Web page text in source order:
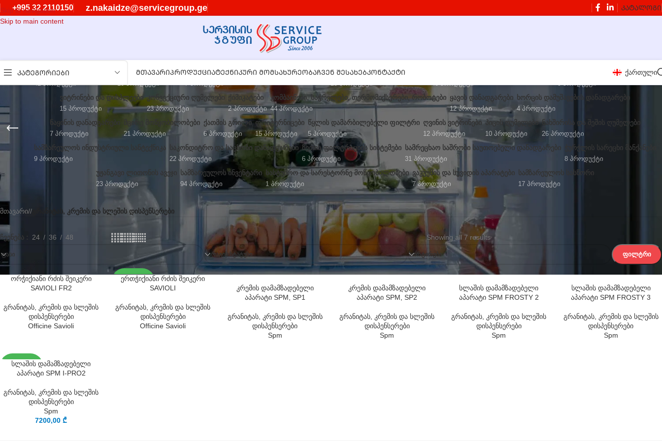
Skip to navigation
Skip to main content
+995 32 2110150 z.nakaidze@servicegroup.ge ᲙᲐᲢᲐᲚᲝᲒᲘ
ᲙᲐᲢᲔᲒᲝᲠᲘᲔᲑᲘ ᲛᲗᲐᲕᲐᲠᲘᲞᲠᲝᲓᲣᲥᲪᲘᲐᲢᲔᲥᲜᲘᲙᲣᲠᲘ ᲛᲝᲛᲡᲐᲮᲣᲠᲔᲝᲑᲐᲩᲕᲔᲜ ᲨᲔᲡᲐᲮᲔᲑᲙᲝᲜᲢᲐᲥᲢᲘ ქართული
ᲡᲐᲛᲐᲪᲘᲕᲠᲔ ᲓᲐᲜᲐᲓᲒᲐᲠᲔᲑᲘ
42 Პროდუქტი
ᲧᲘᲜᲣᲚᲘᲡ ᲐᲞᲐᲠᲐᲢᲔᲑᲘ
10 Პროდუქტი
ᲒᲠᲐᲜᲘᲢᲐᲡ, ᲙᲠᲔᲛᲘᲡ ᲓᲐ ᲡᲚᲔᲨᲘᲡ ᲓᲘᲡᲞᲔᲜᲡᲔᲠᲔᲑᲘ
7 Პროდუქტი
ᲡᲬᲠᲐᲤᲘ ᲙᲕᲔᲑᲘᲡ ᲐᲦᲭᲣᲠᲕᲘᲚᲝᲑᲐ
25 Პროდუქტი 43 Პროდუქტი
ᲑᲚᲔᲜᲓᲔᲠᲔᲑᲘ ᲓᲐ ᲬᲕᲔᲜᲡᲐᲬᲣᲠᲔᲑᲘ
9 Პროდუქტი
ᲕᲘᲢᲠᲘᲜᲔᲑᲘ ᲓᲐ ᲓᲘᲡᲞᲚᲔᲔᲑᲘ
15 Პროდუქტი
ᲙᲝᲜᲕᲔᲥᲪᲘᲣᲠᲘ ᲦᲣᲛᲔᲚᲔᲑᲘ
23 Პროდუქტი
ᲥᲘᲛᲘᲙᲐᲢᲔᲑᲘ
2 Პროდუქტი
ᲙᲝᲛᲑᲐᲘᲜᲔᲑᲘ, ᲡᲐᲭᲠᲔᲚᲔᲑᲘ, ᲗᲔᲠᲛᲝᲛᲘᲥᲡᲔᲠᲔᲑᲘ, ᲠᲝᲑᲝᲢᲔᲑᲘ
44 Პროდუქტი
ᲧᲐᲕᲘᲡ ᲓᲐᲜᲐᲓᲒᲐᲠᲔᲑᲘ
12 Პროდუქტი
ᲮᲝᲠᲪᲘᲡ ᲓᲐᲛᲣᲨᲐᲕᲔᲑᲘᲡ ᲓᲐᲜᲐᲓᲒᲐᲠᲔᲑᲘ
4 Პროდუქტი
ᲜᲐᲧᲘᲜᲘᲡ ᲓᲐᲜᲐᲓᲒᲐᲠᲔᲑᲘ
7 Პროდუქტი
ᲛᲪᲘᲠᲔ ᲛᲝᲬᲧᲝᲑᲘᲚᲝᲑᲔᲑᲘ
21 Პროდუქტი
ᲥᲐᲗᲛᲘᲡ ᲒᲠᲘᲚᲘ
6 Პროდუქტი
ᲤᲠᲘᲢᲣᲠᲜᲘᲪᲔᲑᲘ
15 Პროდუქტი
ᲬᲧᲚᲘᲡ ᲓᲐᲛᲐᲠᲑᲘᲚᲔᲑᲔᲚᲘ ᲤᲘᲚᲢᲠᲘ
5 Პროდუქტი
ᲦᲕᲘᲜᲘᲡ ᲕᲘᲢᲠᲘᲜᲔᲑᲘ
12 Პროდუქტი
ᲞᲘᲪᲘᲡ ᲦᲣᲛᲔᲚᲔᲑᲘ
10 Პროდუქტი
ᲜᲐᲮᲨᲘᲠᲘᲡᲐ ᲓᲐ ᲨᲔᲨᲘᲡ ᲦᲣᲛᲔᲚᲔᲑᲘ
26 Პროდუქტი
ᲡᲐᲛᲖᲐᲠᲔᲣᲚᲝᲡ ᲘᲜᲓᲣᲡᲢᲠᲘᲣᲚᲘ ᲡᲐᲜᲢᲔᲥᲜᲘᲙᲐ
9 Პროდუქტი
ᲡᲐᲙᲝᲜᲓᲘᲢᲠᲝ ᲓᲐ ᲡᲐᲪᲮᲝᲑᲘ ᲓᲐᲜᲐᲓᲒᲐᲠᲔᲑᲘ
22 Პროდუქტი
ᲖᲔᲗᲘᲡ ᲤᲘᲚᲢᲠᲐᲪᲘᲘᲡ ᲡᲘᲡᲢᲔᲛᲔᲑᲘ
6 Პროდუქტი
ᲡᲐᲛᲠᲔᲪᲮᲐᲝ ᲡᲐᲨᲠᲝᲑᲘ ᲡᲐᲣᲗᲝᲔᲑᲔᲚᲘ ᲓᲐᲜᲐᲓᲒᲐᲠᲔᲑᲘ
31 Პროდუქტი
ᲭᲣᲠᲭᲚᲘᲡ ᲡᲐᲠᲔᲪᲮᲘ ᲛᲐᲜᲥᲐᲜᲔᲑᲘ
8 Პროდუქტი
ᲣᲟᲐᲜᲒᲐᲕᲘ ᲚᲘᲗᲝᲜᲘᲡ ᲐᲕᲔᲯᲘ
23 Პროდუქტი
ᲡᲐᲛᲖᲐᲠᲔᲣᲚᲝᲡ ᲘᲜᲕᲔᲜᲢᲐᲠᲘ
94 Პროდუქტი
ᲡᲐᲡᲢᲣᲛᲠᲝ ᲓᲐ ᲡᲐᲠᲔᲡᲢᲝᲠᲜᲔ ᲛᲝᲬᲧᲝᲑᲘᲚᲝᲑᲔᲑᲘ
1 Პროდუქტი
ᲕᲐᲙᲣᲣᲛᲘᲡ ᲓᲐ ᲡᲣᲕᲘᲓᲘᲡ ᲐᲞᲐᲠᲐᲢᲔᲑᲘ
7 Პროდუქტი
ᲡᲐᲛᲖᲐᲠᲔᲣᲚᲝᲡ ᲡᲐᲡᲬᲝᲠᲘ
17 Პროდუქტი
მთავარი/ გრანიტას, კრემის და სლეშის დისპენსერები
ჩვენება 24 36 48 Showing all 7 results
ᲤᲐᲡᲘ ᲛᲐᲠᲐᲒᲘᲡ ᲡᲢᲐᲢᲣᲡᲘ ᲡᲝᲠᲢᲘᲠᲔᲑᲐ ᲤᲘᲚᲢᲠᲘ
ორჭიქიანი რძის შეიკერი
SAVIOLI FR2
გრანიტას, კრემის და სლეშის
დისპენსერები
Officine Savioli
SOLD OUT
ერთჭიქიანი რძის შეიკერი
SAVIOLI
გრანიტას, კრემის და სლეშის
დისპენსერები
Officine Savioli
კრემის დამამზადებელი
აპარატი SPM, SP1
გრანიტას, კრემის და სლეშის
დისპენსერები
Spm
კრემის დამამზადებელი
აპარატი SPM, SP2
გრანიტას, კრემის და სლეშის
დისპენსერები
Spm
სლაშის დამამზადებელი
აპარატი SPM FROSTY 2
გრანიტას, კრემის და სლეშის
დისპენსერები
Spm
სლაშის დამამზადებელი
აპარატი SPM FROSTY 3
გრანიტას, კრემის და სლეშის
დისპენსერები
Spm
SOLD OUT
სლაშის დამამზადებელი
აპარატი SPM I-PRO2
გრანიტას, კრემის და სლეშის
დისპენსერები
Spm
7200,00₾